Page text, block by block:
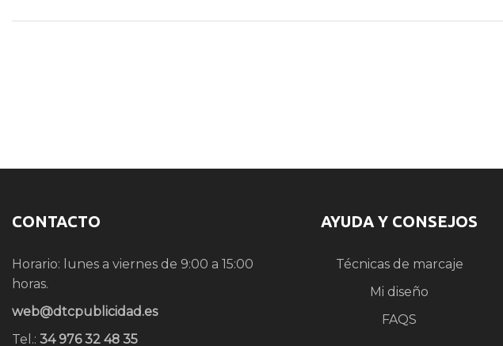
CONTACTO
Horario: lunes a viernes de 9:00 a 15:00
horas.
web@dtcpublicidad.es
Tel.: 34 976 32 48 35
AYUDA Y CONSEJOS
Técnicas de marcaje
Mi diseño
FAQS